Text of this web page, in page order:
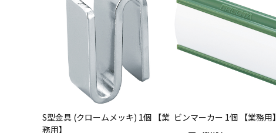
S型金具 (クロームメッキ) 1個 【業
務用】
ビンマーカー 1個 【業務用】